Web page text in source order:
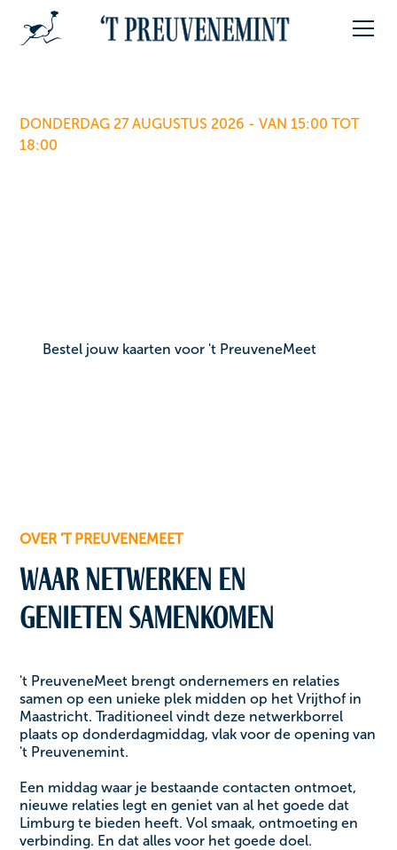
DONDERDAG 27 AUGUSTUS 2026 - VAN 15:00 TOT
18:00
Bestel jouw kaarten voor 't PreuveneMeet
OVER 'T PREUVENEMEET
Waar netwerken en
genieten samenkomen
't PreuveneMeet brengt ondernemers en relaties
samen op een unieke plek midden op het Vrijthof in
Maastricht. Traditioneel vindt deze netwerkborrel
plaats op donderdagmiddag, vlak voor de opening van
't Preuvenemint.
Een middag waar je bestaande contacten ontmoet,
nieuwe relaties legt en geniet van al het goede dat
Limburg te bieden heeft. Vol smaak, ontmoeting en
verbinding. En dat alles voor het goede doel.